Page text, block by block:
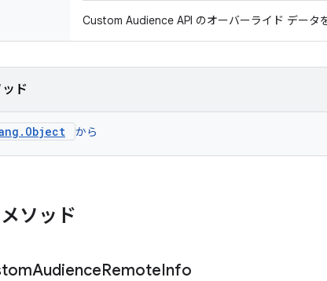
Custom Audience API のオーバーライド データ
ド
から
ソッド
AudienceRemoteInfo